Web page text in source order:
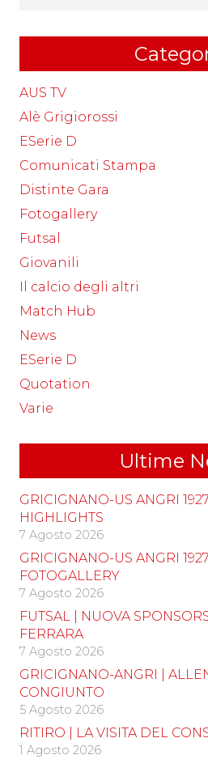
AUS TV
Alè Grigiorossi
ESerie D
Comunicati Stampa
Distinte Gara
Fotogallery
Futsal
Giovanili
Il calcio degli altri
Match Hub
News
ESerie D
Quotation
Varie
Ultime
GRICIGNANO-US ANGRI
HIGHLIGHTS
7 Agosto 2026
GRICIGNANO-US ANGRI
FOTOGALLERY
7 Agosto 2026
FUTSAL | NUOVA
FERRARA
7 Agosto 2026
GRICIGNANO-ANGRI |
CONGIUNTO
5 Agosto 2026
RITIRO | LA VISITA DEL
1 Agosto 2026